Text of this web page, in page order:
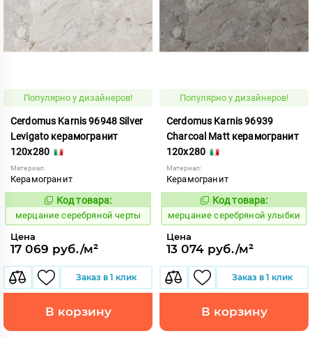
Популярно у дизайнеров!
Cerdomus Karnis 96948 Silver
Levigato керамогранит
120x280
Материал:
Керамогранит
979495
Код товара:
мерцание серебряной черты
Цена
17 069 руб./м²
Заказ в 1 клик
В корзину
Популярно у дизайнеров!
Cerdomus Karnis 96939
Charcoal Matt керамогранит
120x280
Материал:
Керамогранит
979486
Код товара:
мерцание серебряной улыбки
Цена
13 074 руб./м²
Заказ в 1 клик
В корзину